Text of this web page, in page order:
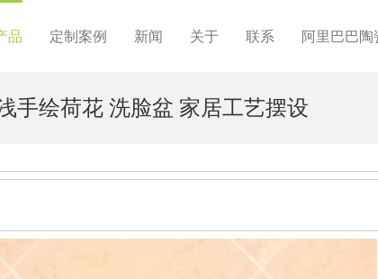
品 定制案例 新闻 关于 联系 阿里巴巴陶
手绘荷花 洗脸盆 家居工艺摆设